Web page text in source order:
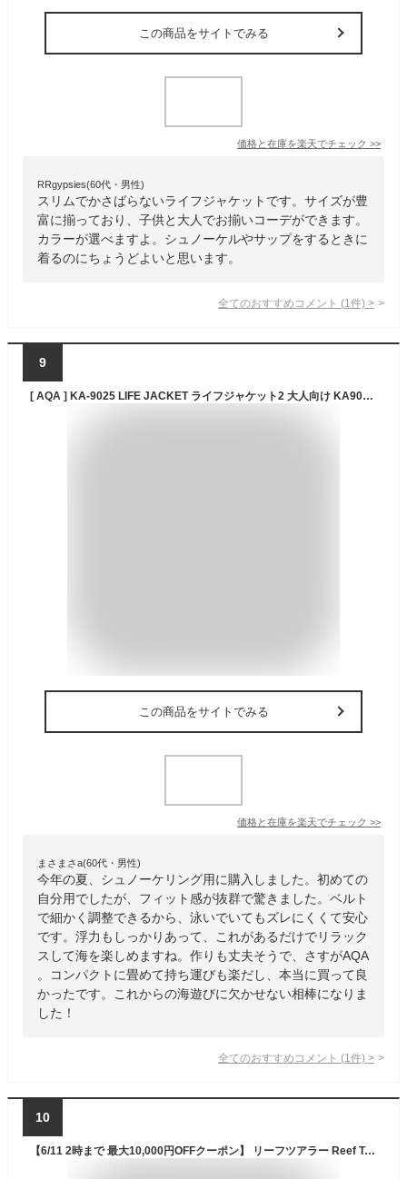
この商品をサイトでみる
価格と在庫を楽天でチェック >>
RRgypsies(60代・男性)
スリムでかさばらないライフジャケットです。サイズが豊
富に揃っており、子供と大人でお揃いコーデができます。
カラーが選べますよ。シュノーケルやサップをするときに
着るのにちょうどよいと思います。
全てのおすすめコメント (1 件) >
9
[ AQA ] KA-9025 LIFE JACKET ライフジャケット2 大人向け KA9025 [ シュノーケリング用 ]
この商品をサイトでみる
価格と在庫を楽天でチェック >>
まさまさa(60代・男性)
今年の夏、シュノーケリング用に購入しました。初めての
自分用でしたが、フィット感が抜群で驚きました。ベルト
で細かく調整できるから、泳いでいてもズレにくくて安心
です。浮力もしっかりあって、これがあるだけでリラック
スして海を楽しめますね。作りも丈夫そうで、さすがAQA
。コンパクトに畳めて持ち運びも楽だし、本当に買って良
かったです。これからの海遊びに欠かせない相棒になりま
した！
全てのおすすめコメント (1 件) >
10
【6/11 2時まで 最大10,000円OFFクーポン】 リーフツアラー Reef Tourer マリン シュノーケリングベスト スリム ジュニア マリンスポーツ グッズ 小物 浮きベスト 浮力 海 川 プール シュノーケリング スノーケリング レジャー RA0402 SMP